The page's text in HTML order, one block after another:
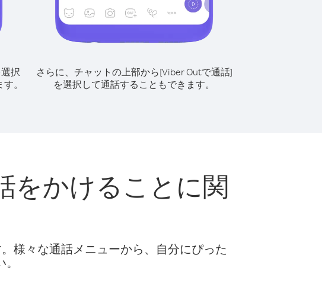
択
。
さらに、チャットの上部から[Viber Outで通話]
を選択して通話することもできます。
をかけることに関
様々な通話メニューから、自分にぴった